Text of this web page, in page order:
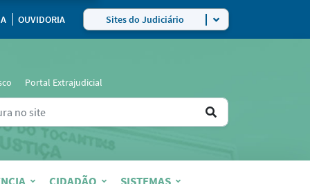
OUVIDORIA Sites do Judiciário
Portal Extrajudicial
for results.
Ir